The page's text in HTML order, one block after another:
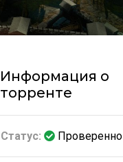
Информация о
торренте
Статус: Проверенно